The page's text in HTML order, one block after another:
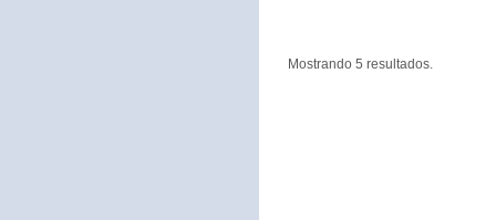
Mostrando 5 resultados.